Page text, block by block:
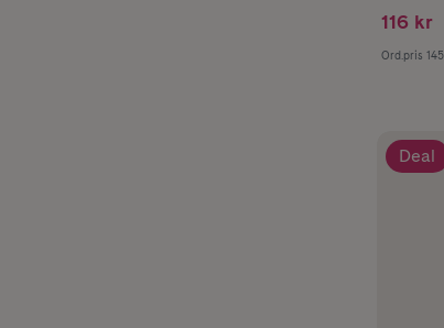
116 kr
Ord.pris
Deal